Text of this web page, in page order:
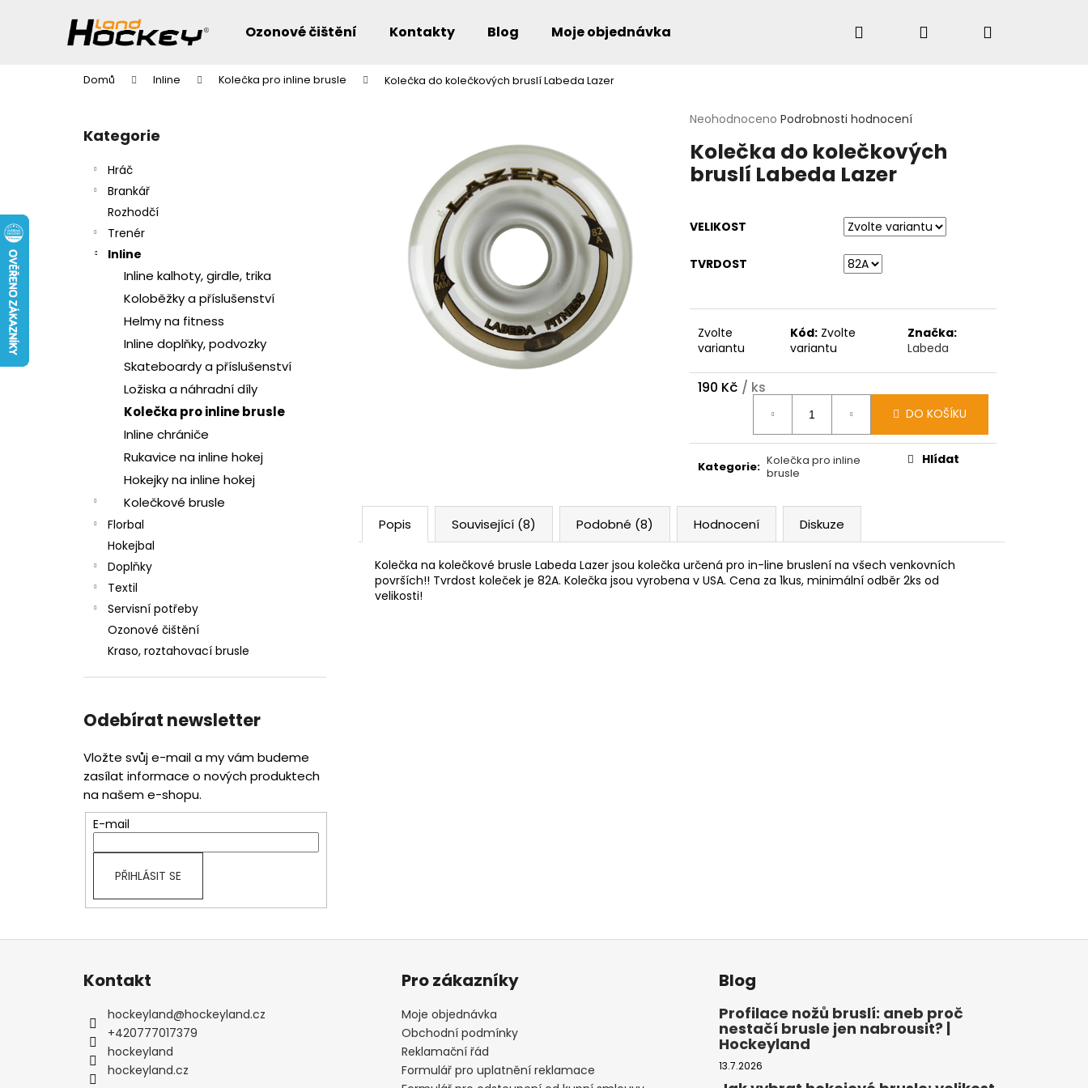
Ozonové čištění Kontakty Blog Moje objednávka Přihlášení
Domů Inline Kolečka pro inline brusle Kolečka do kolečkových bruslí Labeda Lazer
Přeskočit
kategorie
Kategorie
Hráč
Brankář
Rozhodčí
Trenér
Inline
Inline kalhoty, girdle, trika
Koloběžky a příslušenství
Helmy na fitness
Inline doplňky, podvozky
Skateboardy a příslušenství
Ložiska a náhradní díly
Kolečka pro inline brusle
Inline chrániče
Rukavice na inline hokej
Hokejky na inline hokej
Kolečkové brusle
Florbal
Hokejbal
Doplňky
Textil
Servisní potřeby
Ozonové čištění
Kraso, roztahovací brusle
Odebírat newsletter
Vložte svůj e-mail a my vám budeme
zasílat informace o nových produktech
na našem e-shopu.
E-mail
PŘIHLÁSIT SE
Průměrné
produktu
je
0,0
hvězdiček.
Neohodnoceno Podrobnosti hodnocení
Kolečka do kolečkových
bruslí Labeda Lazer
VELIKOST
TVRDOST
Zvolte
variantu
Kód: Zvolte
variantu
Značka:
Labeda
190 Kč / ks
DO KOŠÍKU
Kategorie: Kolečka pro inline
brusle
Hlídat
Popis Související (8) Podobné (8) Hodnocení Diskuze
Kolečka na kolečkové brusle Labeda Lazer jsou kolečka určená pro in-line bruslení na všech venkovních
površích!! Tvrdost koleček je 82A. Kolečka jsou vyrobena v USA. Cena za 1kus, minimální odběr 2ks od
velikosti!
Zpět
obchodu
Zpět
obchodu
Co potřebujete najít?
HLEDAT
Doporučujeme
Kontakt
hockeyland@hockeyland.cz
+420777017379
hockeyland
hockeyland.cz
Pro zákazníky
Moje objednávka
Obchodní podmínky
Reklamační řád
Formulář pro uplatnění reklamace
Blog
Profilace nožů bruslí: aneb proč
nestačí brusle jen nabrousit? |
Hockeyland
13.7.2026